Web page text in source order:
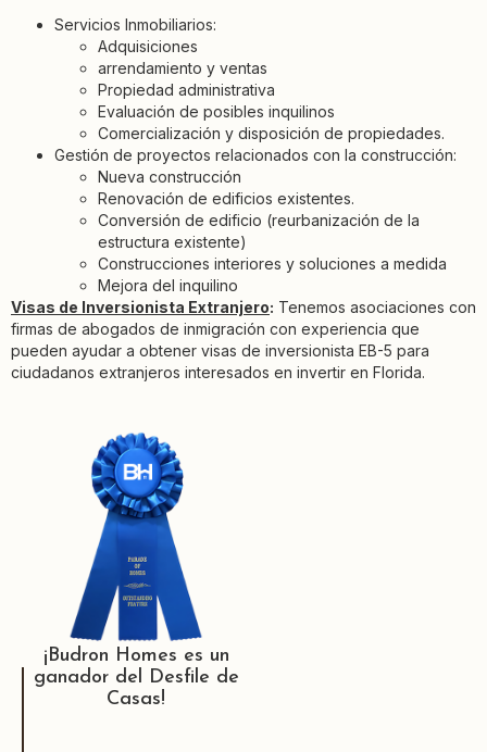
Servicios Inmobiliarios:
Adquisiciones
arrendamiento y ventas
Propiedad administrativa
Evaluación de posibles inquilinos
Comercialización y disposición de propiedades.
Gestión de proyectos relacionados con la construcción:
Nueva construcción
Renovación de edificios existentes.
Conversión de edificio (reurbanización de la
estructura existente)
Construcciones interiores y soluciones a medida
Mejora del inquilino
Visas de Inversionista Extranjero: Tenemos asociaciones con
firmas de abogados de inmigración con experiencia que
pueden ayudar a obtener visas de inversionista EB-5 para
ciudadanos extranjeros interesados en invertir en Florida.
¡Budron Homes es un
ganador del Desfile de
Casas!